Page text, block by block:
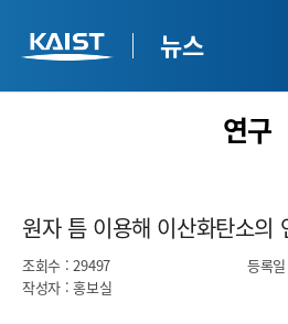
뉴스
연구
원자 틈 이용해 이산화탄소의
조회수 : 29497 등록일
작성자 : 홍보실